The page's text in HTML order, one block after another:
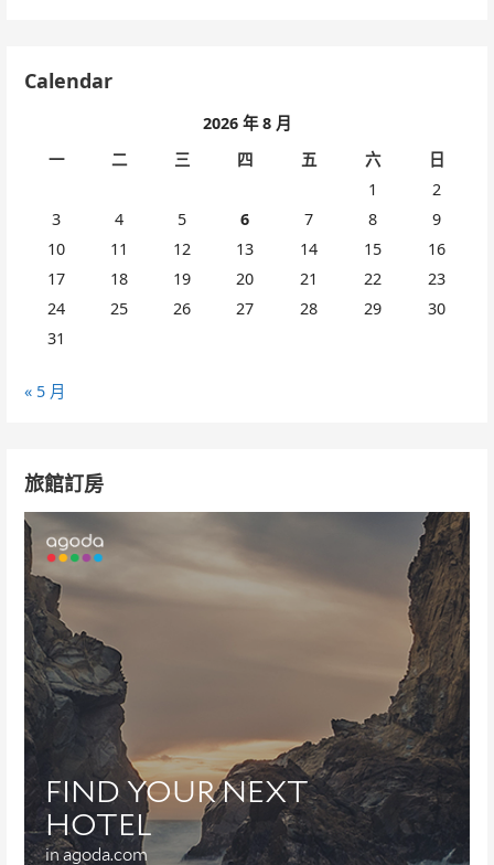
Calendar
2026 年 8 月
一
二 三 四 五 六
日
1
2
3
4 5 6 7 8
9
10
11 12 13 14 15
16
17
18 19 20 21 22
23
24
25 26 27 28 29
30
31
« 5 月
旅館訂房